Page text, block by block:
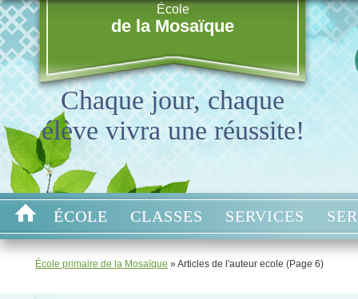
École
de la Mosaïque
Chaque jour, chaque
élève vivra une réussite!
ÉCOLE CLASSES SERVICES
École primaire de la Mosaïque » Articles de l'auteur ecole (Page 6)